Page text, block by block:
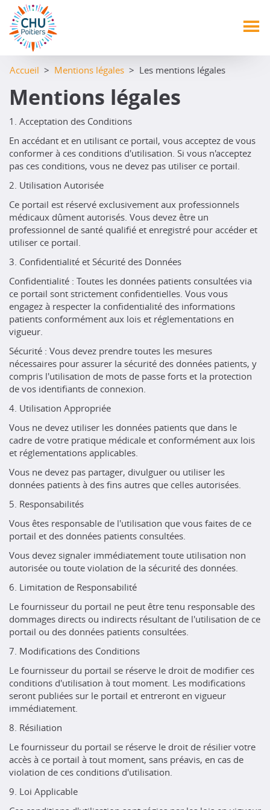
Aller
au
contenu
principal
Accueil > Mentions légales > Les mentions légales
Mentions légales
1. Acceptation des Conditions
En accédant et en utilisant ce portail, vous acceptez de vous
conformer à ces conditions d'utilisation. Si vous n'acceptez
pas ces conditions, vous ne devez pas utiliser ce portail.
2. Utilisation Autorisée
Ce portail est réservé exclusivement aux professionnels
médicaux dûment autorisés. Vous devez être un
professionnel de santé qualifié et enregistré pour accéder et
utiliser ce portail.
3. Confidentialité et Sécurité des Données
Confidentialité : Toutes les données patients consultées via
ce portail sont strictement confidentielles. Vous vous
engagez à respecter la confidentialité des informations
patients conformément aux lois et réglementations en
vigueur.
Sécurité : Vous devez prendre toutes les mesures
nécessaires pour assurer la sécurité des données patients, y
compris l'utilisation de mots de passe forts et la protection
de vos identifiants de connexion.
4. Utilisation Appropriée
Vous ne devez utiliser les données patients que dans le
cadre de votre pratique médicale et conformément aux lois
et réglementations applicables.
Vous ne devez pas partager, divulguer ou utiliser les
données patients à des fins autres que celles autorisées.
5. Responsabilités
Vous êtes responsable de l'utilisation que vous faites de ce
portail et des données patients consultées.
Vous devez signaler immédiatement toute utilisation non
autorisée ou toute violation de la sécurité des données.
6. Limitation de Responsabilité
Le fournisseur du portail ne peut être tenu responsable des
dommages directs ou indirects résultant de l'utilisation de ce
portail ou des données patients consultées.
7. Modifications des Conditions
Le fournisseur du portail se réserve le droit de modifier ces
conditions d'utilisation à tout moment. Les modifications
seront publiées sur le portail et entreront en vigueur
immédiatement.
8. Résiliation
Le fournisseur du portail se réserve le droit de résilier votre
accès à ce portail à tout moment, sans préavis, en cas de
violation de ces conditions d'utilisation.
9. Loi Applicable